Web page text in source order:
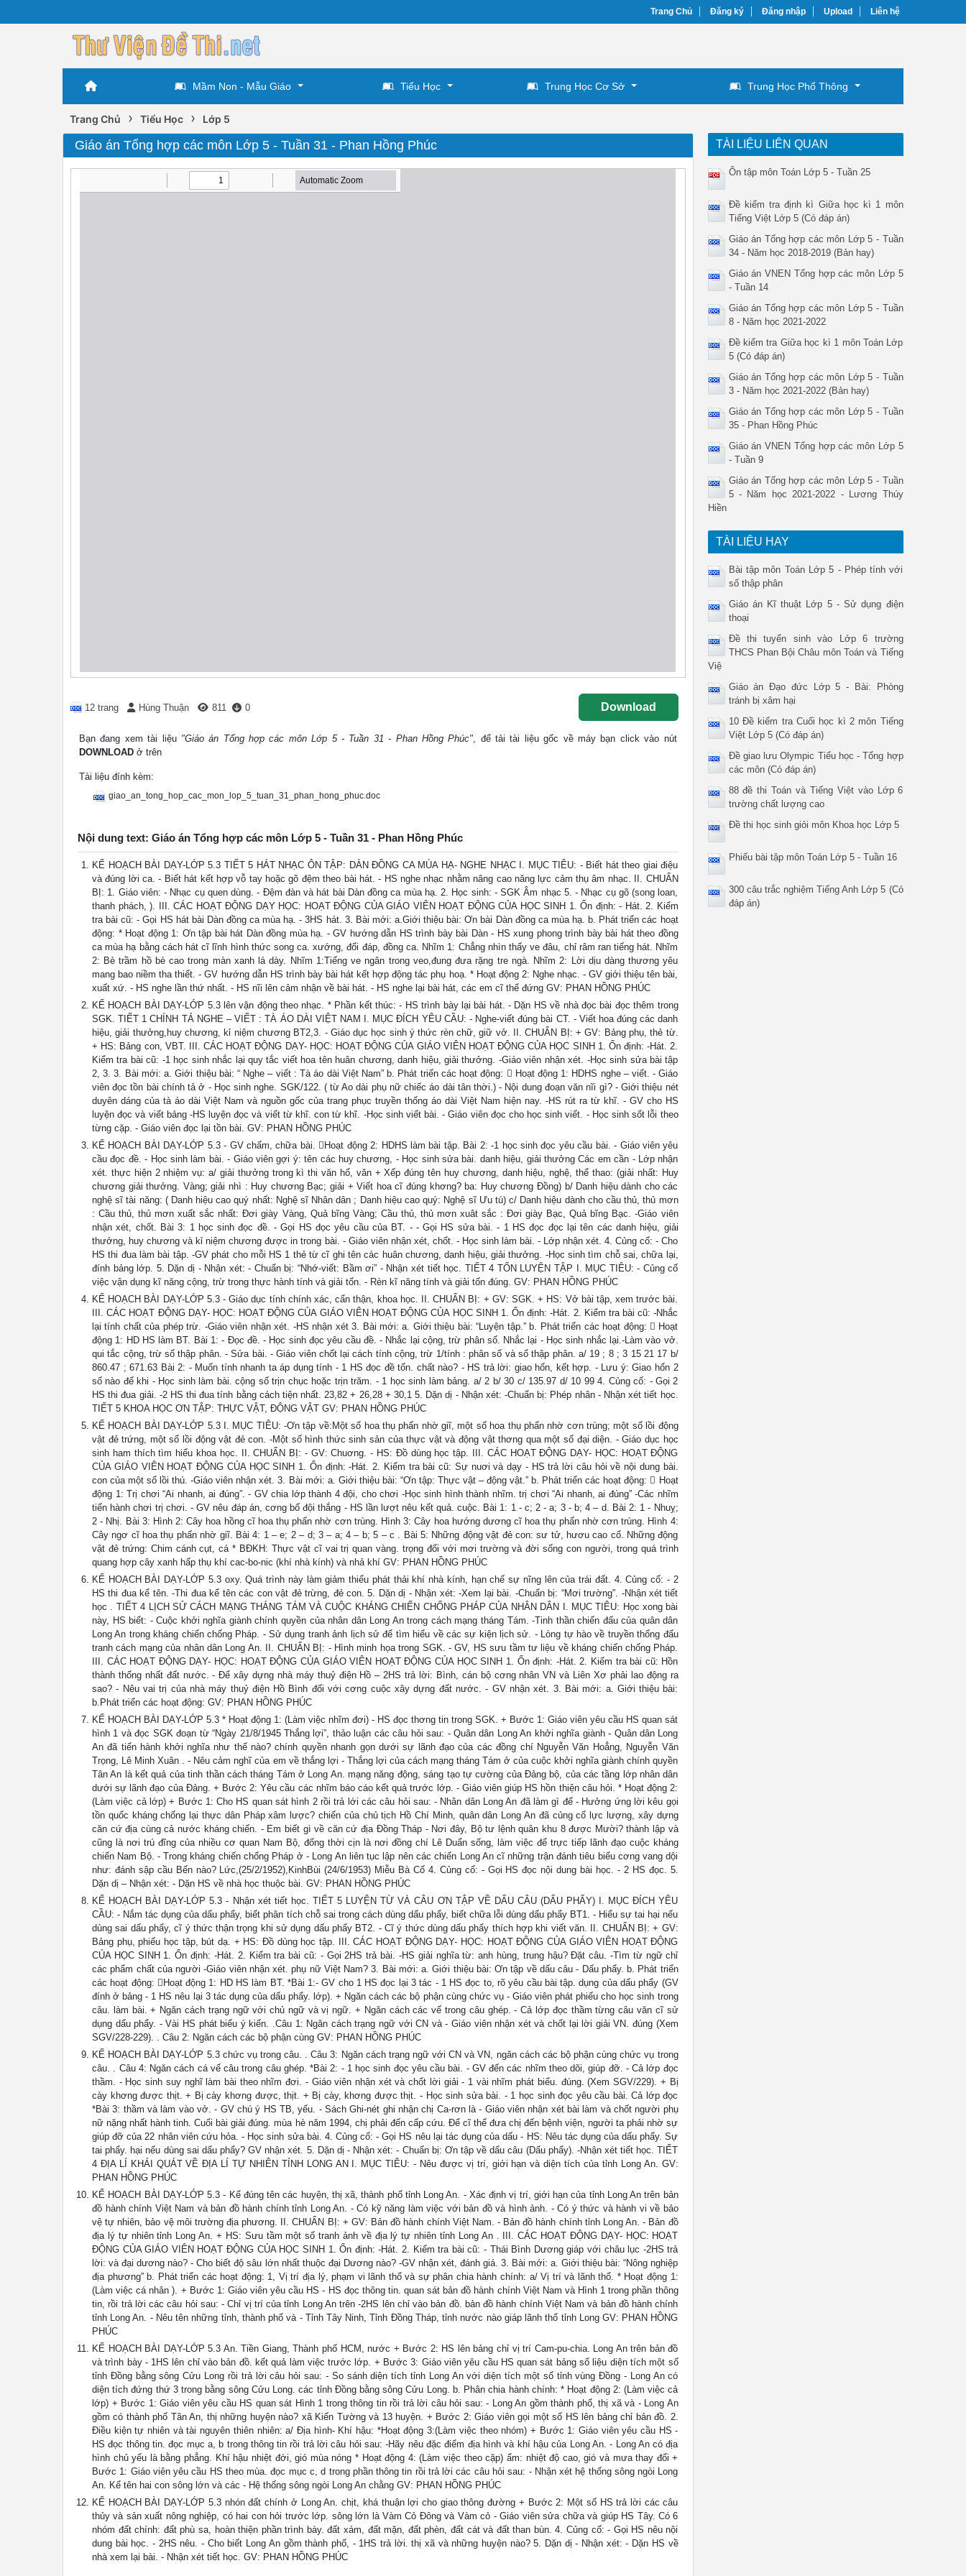
Trang Chủ Đăng ký Đăng nhập Upload Liên hệ
Mầm Non - Mẫu Giáo Tiểu Học Trung Học Cơ Sở Trung Học Phổ Thông
Trang Chủ › Tiểu Học › Lớp 5
Giáo án Tổng hợp các môn Lớp 5 - Tuần 31 - Phan Hồng Phúc
12 trang Hùng Thuận 811 0 Download
Bạn đang xem tài liệu "Giáo án Tổng hợp các môn Lớp 5 - Tuần 31 - Phan Hồng Phúc", để tải tài liệu gốc về máy bạn click vào nút
DOWNLOAD ở trên
Tài liệu đính kèm:
giao_an_tong_hop_cac_mon_lop_5_tuan_31_phan_hong_phuc.doc
Nội dung text: Giáo án Tổng hợp các môn Lớp 5 - Tuần 31 - Phan Hồng Phúc
KẾ HOẠCH BÀI DẠY-LỚP 5.3 TIẾT 5 HÁT NHẠC ÔN TẬP: DÀN ĐỒNG CA MÙA HẠ- NGHE NHẠC I. MỤC TIÊU: - Biết hát theo giai điệu
và đúng lời ca. - Biết hát kết hợp vỗ tay hoặc gõ đệm theo bài hát. - HS nghe nhạc nhằm nâng cao năng lực cảm thụ âm nhạc. II. CHUẨN
BỊ: 1. Giáo viên: - Nhạc cụ quen dùng. - Đệm đàn và hát bài Dàn đồng ca mùa hạ. 2. Học sinh: - SGK Âm nhạc 5. - Nhạc cụ gõ (song loan,
thanh phách, ). III. CÁC HOẠT ĐỘNG DẠY HỌC: HOẠT ĐỘNG CỦA GIÁO VIÊN HOẠT ĐỘNG CỦA HỌC SINH 1. Ổn định: - Hát. 2. Kiểm
tra bài cũ: - Gọi HS hát bài Dàn đồng ca mùa hạ. - 3HS hát. 3. Bài mới: a.Giới thiệu bài: Ơn bài Dàn đồng ca mùa hạ. b. Phát triển các hoạt
động: * Hoạt động 1: Ơn tập bài hát Dàn đồng mùa hạ. - GV hướng dẫn HS trình bày bài Dàn - HS xung phong trình bày bài hát theo đồng
ca mùa hạ bằng cách hát cĩ lĩnh hình thức song ca. xướng, đối đáp, đồng ca. Nhĩm 1: Chẳng nhìn thấy ve đâu, chỉ râm ran tiếng hát. Nhĩm
2: Bè trầm hồ bè cao trong màn xanh lá dày. Nhĩm 1:Tiếng ve ngân trong veo,đung đưa rặng tre ngà. Nhĩm 2: Lời dịu dàng thương yêu
mang bao niềm tha thiết. - GV hướng dẫn HS trình bày bài hát kết hợp động tác phụ hoạ. * Hoạt động 2: Nghe nhạc. - GV giới thiệu tên bài,
xuất xứ. - HS nghe lần thứ nhất. - HS nĩi lên cảm nhận về bài hát. - HS nghe lại bài hát, các em cĩ thể đứng GV: PHAN HỒNG PHÚC
KẾ HOẠCH BÀI DẠY-LỚP 5.3 lên vận động theo nhạc. * Phần kết thúc: - HS trình bày lại bài hát. - Dặn HS về nhà đọc bài đọc thêm trong
SGK. TIẾT 1 CHÍNH TẢ NGHE – VIẾT : TÀ ÁO DÀI VIỆT NAM I. MỤC ĐÍCH YÊU CẦU: - Nghe-viết đúng bài CT. - Viết hoa đúng các danh
hiệu, giải thưởng,huy chương, kỉ niệm chương BT2,3. - Giáo dục học sinh ý thức rèn chữ, giữ vở. II. CHUẨN BỊ: + GV: Bảng phụ, thẻ từ.
+ HS: Bảng con, VBT. III. CÁC HOẠT ĐỘNG DẠY- HỌC: HOẠT ĐỘNG CỦA GIÁO VIÊN HOẠT ĐỘNG CỦA HỌC SINH 1. Ổn định: -Hát. 2.
Kiểm tra bài cũ: -1 học sinh nhắc lại quy tắc viết hoa tên huân chương, danh hiệu, giải thưởng. -Giáo viên nhận xét. -Học sinh sửa bài tập
2, 3. 3. Bài mới: a. Giới thiệu bài: “ Nghe – viết : Tà áo dài Việt Nam” b. Phát triển các hoạt động:  Hoạt động 1: HDHS nghe – viết. - Giáo
viên đọc tồn bài chính tả ở - Học sinh nghe. SGK/122. ( từ Ao dài phụ nữ chiếc áo dài tân thời.) - Nội dung đoạn văn nĩi gì? - Giới thiệu nét
duyên dáng của tà áo dài Việt Nam và nguồn gốc của trang phục truyền thống áo dài Việt Nam hiện nay. -HS rút ra từ khĩ. - GV cho HS
luyện đọc và viết bảng -HS luyện đọc và viết từ khĩ. con từ khĩ. -Học sinh viết bài. - Giáo viên đọc cho học sinh viết. - Học sinh sốt lỗi theo
từng cặp. - Giáo viên đọc lại tồn bài. GV: PHAN HỒNG PHÚC
KẾ HOẠCH BÀI DẠY-LỚP 5.3 - GV chấm, chữa bài. Hoạt động 2: HDHS làm bài tập. Bài 2: -1 học sinh đọc yêu cầu bài. - Giáo viên yêu
cầu đọc đề. - Học sinh làm bài. - Giáo viên gợi ý: tên các huy chương, - Học sinh sửa bài. danh hiệu, giải thưởng Các em cần - Lớp nhận
xét. thực hiện 2 nhiệm vụ: a/ giải thưởng trong kì thi văn hố, văn + Xếp đúng tên huy chương, danh hiệu, nghệ, thể thao: (giải nhất: Huy
chương giải thưởng. Vàng; giải nhì : Huy chương Bạc; giải + Viết hoa cĩ đúng khơng? ba: Huy chương Đồng) b/ Danh hiệu dành cho các
nghệ sĩ tài năng: ( Danh hiệu cao quý nhất: Nghệ sĩ Nhân dân ; Danh hiệu cao quý: Nghệ sĩ Ưu tú) c/ Danh hiệu dành cho cầu thủ, thủ mơn
: Cầu thủ, thủ mơn xuất sắc nhất: Đơi giày Vàng, Quả bĩng Vàng; Cầu thủ, thủ mơn xuât sắc : Đơi giày Bạc, Quả bĩng Bạc. -Giáo viên
nhận xét, chốt. Bài 3: 1 học sinh đọc đề. - Gọi HS đọc yêu cầu của BT. - - Gọi HS sửa bài. - 1 HS đọc đọc lại tên các danh hiệu, giải
thưởng, huy chương và kỉ niệm chương được in trong bài. - Giáo viên nhận xét, chốt. - Học sinh làm bài. - Lớp nhận xét. 4. Củng cố: - Cho
HS thi đua làm bài tập. -GV phát cho mỗi HS 1 thẻ từ cĩ ghi tên các huân chương, danh hiệu, giải thưởng. -Học sinh tìm chỗ sai, chữa lại,
đính bảng lớp. 5. Dặn dị - Nhận xét: - Chuẩn bị: “Nhớ-viết: Bầm ơi” - Nhận xét tiết học. TIẾT 4 TỐN LUYỆN TẬP I. MỤC TIÊU: - Củng cố
việc vận dụng kĩ năng cộng, trừ trong thực hành tính và giải tốn. - Rèn kĩ năng tính và giải tốn đúng. GV: PHAN HỒNG PHÚC
KẾ HOẠCH BÀI DẠY-LỚP 5.3 - Giáo dục tính chính xác, cẩn thận, khoa học. II. CHUẨN BỊ: + GV: SGK. + HS: Vở bài tập, xem trước bài.
III. CÁC HOẠT ĐỘNG DẠY- HỌC: HOẠT ĐỘNG CỦA GIÁO VIÊN HOẠT ĐỘNG CỦA HỌC SINH 1. Ổn định: -Hát. 2. Kiểm tra bài cũ: -Nhắc
lại tính chất của phép trừ. -Giáo viên nhận xét. -HS nhận xét 3. Bài mới: a. Giới thiệu bài: “Luyện tập.” b. Phát triển các hoạt động:  Hoạt
động 1: HD HS làm BT. Bài 1: - Đọc đề. - Học sinh đọc yêu cầu đề. - Nhắc lại cộng, trừ phân số. Nhắc lại - Học sinh nhắc lại.-Làm vào vở.
qui tắc cộng, trừ số thập phân. - Sửa bài. - Giáo viên chốt lại cách tính cộng, trừ 1/tính : phân số và số thập phân. a/ 19 ; 8 ; 3 15 21 17 b/
860.47 ; 671.63 Bài 2: - Muốn tính nhanh ta áp dụng tính - 1 HS đọc đề tốn. chất nào? - HS trả lời: giao hốn, kết hợp. - Lưu ý: Giao hốn 2
số nào để khi - Học sinh làm bài. cộng số trịn chục hoặc trịn trăm. - 1 học sinh làm bảng. a/ 2 b/ 30 c/ 135.97 d/ 10 99 4. Củng cố: - Gọi 2
HS thi đua giải. -2 HS thi đua tính bằng cách tiện nhất. 23,82 + 26,28 + 30,1 5. Dặn dị - Nhận xét: -Chuẩn bị: Phép nhân - Nhận xét tiết học.
TIẾT 5 KHOA HỌC ƠN TẬP: THỰC VẬT, ĐỘNG VẬT GV: PHAN HỒNG PHÚC
KẾ HOẠCH BÀI DẠY-LỚP 5.3 I. MỤC TIÊU: -Ơn tập về:Một số hoa thụ phấn nhờ giĩ, một số hoa thụ phấn nhờ cơn trùng; một số lồi động
vật đẻ trứng, một số lồi động vật đẻ con. -Một số hình thức sinh sản của thực vật và động vật thơng qua một số đại diện. - Giáo dục học
sinh ham thích tìm hiểu khoa học. II. CHUẨN BỊ: - GV: Chuơng. - HS: Đồ dùng học tập. III. CÁC HOẠT ĐỘNG DẠY- HỌC: HOẠT ĐỘNG
CỦA GIÁO VIÊN HOẠT ĐỘNG CỦA HỌC SINH 1. Ổn định: -Hát. 2. Kiểm tra bài cũ: Sự nuơi và dạy - HS trả lời câu hỏi về nội dung bài.
con của một số lồi thú. -Giáo viên nhận xét. 3. Bài mới: a. Giới thiệu bài: “Ơn tập: Thực vật – động vật.” b. Phát triển các hoạt động:  Hoạt
động 1: Trị chơi “Ai nhanh, ai đúng”. - GV chia lớp thành 4 đội, cho chơi -Học sinh hình thành nhĩm. trị chơi “Ai nhanh, ai đúng” -Các nhĩm
tiến hành chơi trị chơi. - GV nêu đáp án, cơng bố đội thắng - HS lần lượt nêu kết quả. cuộc. Bài 1: 1 - c; 2 - a; 3 - b; 4 – d. Bài 2: 1 - Nhuỵ;
2 - Nhị. Bài 3: Hình 2: Cây hoa hồng cĩ hoa thụ phấn nhờ cơn trùng. Hình 3: Cây hoa hướng dương cĩ hoa thụ phấn nhờ cơn trùng. Hình 4:
Cây ngơ cĩ hoa thụ phấn nhờ giĩ. Bài 4: 1 – e; 2 – d; 3 – a; 4 – b; 5 – c . Bài 5: Những động vật đẻ con: sư tử, hươu cao cổ. Những động
vật đẻ trứng: Chim cánh cụt, cá * BĐKH: Thực vật cĩ vai trị quan vàng. trọng đối với mơi trường và đời sống con người, trong quá trình
quang hợp cây xanh hấp thụ khí cac-bo-nic (khí nhà kính) và nhả khí GV: PHAN HỒNG PHÚC
KẾ HOẠCH BÀI DẠY-LỚP 5.3 oxy. Quá trình này làm giảm thiểu phát thải khí nhà kính, hạn chế sự nĩng lên của trái đất. 4. Củng cố: - 2
HS thi đua kể tên. -Thi đua kể tên các con vật đẻ trừng, đẻ con. 5. Dặn dị - Nhận xét: -Xem lại bài. -Chuẩn bị: “Mơi trường”. -Nhận xét tiết
học . TIẾT 4 LỊCH SỬ CÁCH MẠNG THÁNG TÁM VÀ CUỘC KHÁNG CHIẾN CHỐNG PHÁP CỦA NHÂN DÂN I. MỤC TIÊU: Học xong bài
này, HS biết: - Cuộc khởi nghĩa giành chính quyền của nhân dân Long An trong cách mạng tháng Tám. -Tinh thần chiến đấu của quân dân
Long An trong kháng chiến chống Pháp. - Sử dụng tranh ảnh lịch sử để tìm hiểu về các sự kiện lịch sử. - Lòng tự hào về truyền thống đấu
tranh cách mạng của nhân dân Long An. II. CHUẨN BỊ: - Hình minh họa trong SGK. - GV, HS sưu tầm tư liệu về kháng chiến chống Pháp.
III. CÁC HOẠT ĐỘNG DẠY- HỌC: HOẠT ĐỘNG CỦA GIÁO VIÊN HOẠT ĐỘNG CỦA HỌC SINH 1. Ổn định: -Hát. 2. Kiểm tra bài cũ: Hồn
thành thống nhất đất nước. - Để xây dựng nhà máy thuỷ điện Hồ – 2HS trả lời: Bình, cán bộ cơng nhân VN và Liên Xơ phải lao động ra
sao? - Nêu vai trị của nhà máy thuỷ điện Hồ Bình đối với cơng cuộc xây dựng đất nước. - GV nhận xét. 3. Bài mới: a. Giới thiệu bài:
b.Phát triển các hoạt động: GV: PHAN HỒNG PHÚC
KẾ HOẠCH BÀI DẠY-LỚP 5.3 * Hoạt động 1: (Làm việc nhĩm đơi) - HS đọc thơng tin trong SGK. + Bước 1: Giáo viên yêu cầu HS quan sát
hình 1 và đọc SGK đoạn từ “Ngày 21/8/1945 Thắng lợi”, thảo luận các câu hỏi sau: - Quân dân Long An khởi nghĩa giành - Quân dân Long
An đã tiến hành khởi nghĩa như thế nào? chính quyền nhanh gọn dưới sự lãnh đạo của các đồng chí Nguyễn Văn Hoẳng, Nguyễn Văn
Trọng, Lê Minh Xuân . - Nêu cảm nghĩ của em về thắng lợi - Thắng lợi của cách mạng tháng Tám ở của cuộc khởi nghĩa giành chính quyền
Tân An là kết quả của tinh thần cách tháng Tám ở Long An. mạng năng động, sáng tạo tự cường của Đảng bộ, của các tầng lớp nhân dân
dưới sự lãnh đạo của Đảng. + Bước 2: Yêu cầu các nhĩm báo cáo kết quả trước lớp. - Giáo viên giúp HS hồn thiện câu hỏi. * Hoạt động 2:
(Làm việc cả lớp) + Bước 1: Cho HS quan sát hình 2 rồi trả lới các câu hỏi sau: - Nhân dân Long An đã làm gì để - Hưởng ứng lời kêu gọi
tồn quốc kháng chống lại thực dân Pháp xâm lược? chiến của chủ tịch Hồ Chí Minh, quân dân Long An đã củng cố lực lượng, xây dựng
căn cứ địa cùng cả nước kháng chiến. - Em biết gì về căn cứ địa Đồng Tháp - Nơi đây, Bộ tư lệnh quân khu 8 được Mười? thành lập và
cũng là nơi trú đĩng của nhiều cơ quan Nam Bộ, đống thời cịn là nơi đồng chí Lê Duẩn sống, làm việc để trực tiếp lãnh đạo cuộc kháng
chiến Nam Bộ. - Trong kháng chiến chống Pháp ở - Long An liên tục lập nên các chiến Long An cĩ những trận đánh tiêu biểu cơng vang dội
như: đánh sập cầu Bến nào? Lức,(25/2/1952),KinhBùi (24/6/1953) Miễu Bà Cố 4. Củng cố: - Gọi HS đọc nội dung bài học. - 2 HS đọc. 5.
Dặn dị – Nhận xét: - Dặn HS về nhà học thuộc bài. GV: PHAN HỒNG PHÚC
KẾ HOẠCH BÀI DẠY-LỚP 5.3 - Nhận xét tiết học. TIẾT 5 LUYỆN TỪ VÀ CÂU ƠN TẬP VỀ DẤU CÂU (DẤU PHẨY) I. MỤC ĐÍCH YÊU
CẦU: - Nắm tác dụng của dấu phẩy, biết phân tích chỗ sai trong cách dùng dấu phẩy, biết chữa lỗi dùng dấu phẩy BT1. - Hiểu sự tai hại nếu
dùng sai dấu phẩy, cĩ ý thức thận trọng khi sử dụng dấu phẩy BT2. - Cĩ ý thức dùng dấu phẩy thích hợp khi viết văn. II. CHUẨN BỊ: + GV:
Bảng phụ, phiếu học tập, bút dạ. + HS: Đồ dùng học tập. III. CÁC HOẠT ĐỘNG DẠY- HỌC: HOẠT ĐỘNG CỦA GIÁO VIÊN HOẠT ĐỘNG
CỦA HỌC SINH 1. Ổn định: -Hát. 2. Kiểm tra bài cũ: - Gọi 2HS trả bài. -HS giải nghĩa từ: anh hùng, trung hậu? Đặt câu. -Tìm từ ngữ chỉ
các phẩm chất của người -Giáo viên nhận xét. phụ nữ Việt Nam? 3. Bài mới: a. Giới thiệu bài: Ơn tập về dấu câu - Dấu phẩy. b. Phát triển
các hoạt động: Hoạt động 1: HD HS làm BT. *Bài 1:- GV cho 1 HS đọc lại 3 tác - 1 HS đọc to, rõ yêu cầu bài tập. dụng của dấu phẩy (GV
đính ở bảng - 1 HS nêu lại 3 tác dụng của dấu phẩy. lớp). + Ngăn cách các bộ phận cùng chức vụ - Giáo viên phát phiếu cho học sinh trong
câu. làm bài. + Ngăn cách trạng ngữ với chủ ngữ và vị ngữ. + Ngăn cách các vế trong câu ghép. - Cả lớp đọc thầm từng câu văn cĩ sử
dụng dấu phẩy. - Vài HS phát biểu ý kiến. .Câu 1: Ngăn cách trạng ngữ với CN và - Giáo viên nhận xét và chốt lại lời giải VN. đúng (Xem
SGV/228-229). . Câu 2: Ngăn cách các bộ phận cùng GV: PHAN HỒNG PHÚC
KẾ HOẠCH BÀI DẠY-LỚP 5.3 chức vụ trong câu. . Câu 3: Ngăn cách trạng ngữ với CN và VN, ngăn cách các bộ phận cùng chức vụ trong
câu. . Câu 4: Ngăn cách cá vế câu trong câu ghép. *Bài 2: - 1 học sinh đọc yêu cầu bài. - GV đến các nhĩm theo dõi, giúp đỡ. - Cả lớp đọc
thầm. - Học sinh suy nghĩ làm bài theo nhĩm đơi. - Giáo viên nhận xét và chốt lời giải - 1 vài nhĩm phát biểu. đúng. (Xem SGV/229). + Bị
cày khơng được thịt. + Bị cày khơng được, thịt. + Bị cày, khơng được thịt. - Học sinh sửa bài. - 1 học sinh đọc yêu cầu bài. Cả lớp đọc
*Bài 3: thầm và làm vào vở. - GV chú ý HS TB, yếu. - Sách Ghi-nét ghi nhận chị Ca-rơn là - Giáo viên nhận xét bài làm và chốt người phụ
nữ nặng nhất hành tinh. Cuối bài giải đúng. mùa hè năm 1994, chị phải đến cấp cứu. Để cĩ thể đưa chị đến bệnh viện, người ta phải nhờ sự
giúp đỡ của 22 nhân viên cứu hỏa. - Học sinh sửa bài. 4. Củng cố: - Gọi HS nêu lại tác dụng của dấu - HS: Nêu tác dụng của dấu phẩy. Sự
tai phẩy. hại nếu dùng sai dấu phẩy? GV nhận xét. 5. Dặn dị - Nhận xét: - Chuẩn bị: Ơn tập về dấu câu (Dấu phẩy). -Nhận xét tiết học. TIẾT
4 ĐỊA LÍ KHÁI QUÁT VỀ ĐỊA LÍ TỰ NHIÊN TỈNH LONG AN I. MỤC TIÊU: - Nêu được vị trí, giới hạn và diện tích của tỉnh Long An. GV:
PHAN HỒNG PHÚC
KẾ HOẠCH BÀI DẠY-LỚP 5.3 - Kể đúng tên các huyện, thị xã, thành phố tỉnh Long An. - Xác định vị trí, giới hạn của tỉnh Long An trên bản
đồ hành chính Việt Nam và bản đồ hành chính tỉnh Long An. - Có kỹ năng làm việc với bản đồ và hình ảnh. - Có ý thức và hành vi về bảo
vệ tự nhiên, bảo vệ môi trường địa phương. II. CHUẨN BỊ: + GV: Bản đồ hành chính Việt Nam. - Bản đồ hành chính tỉnh Long An. - Bản đồ
địa lý tự nhiên tỉnh Long An. + HS: Sưu tầm một số tranh ảnh về địa lý tự nhiên tỉnh Long An . III. CÁC HOẠT ĐỘNG DẠY- HỌC: HOẠT
ĐỘNG CỦA GIÁO VIÊN HOẠT ĐỘNG CỦA HỌC SINH 1. Ổn định: -Hát. 2. Kiểm tra bài cũ: - Thái Bình Dương giáp với châu lục -2HS trả
lời: và đại dương nào? - Cho biết độ sâu lớn nhất thuộc đại Dương nào? -GV nhận xét, đánh giá. 3. Bài mới: a. Giới thiệu bài: “Nông nghiệp
địa phương” b. Phát triển các hoạt động: 1, Vị trí địa lý, phạm vi lãnh thổ và sự phân chia hành chính: a/ Vị trí và lãnh thổ. * Hoạt động 1:
(Làm việc cá nhân ). + Bước 1: Giáo viên yêu cầu HS - HS đọc thông tin. quan sát bản đồ hành chính Việt Nam và Hình 1 trong phần thông
tin, rồi trả lời các câu hỏi sau: - Chỉ vị trí của tỉnh Long An trên -2HS lên chỉ vào bản đồ. bản đồ hành chính Việt Nam và bản đồ hành chính
tỉnh Long An. - Nêu tên những tỉnh, thành phố và - Tỉnh Tây Ninh, Tỉnh Đồng Tháp, tỉnh nước nào giáp lãnh thổ tỉnh Long GV: PHAN HỒNG
PHÚC
KẾ HOẠCH BÀI DẠY-LỚP 5.3 An. Tiền Giang, Thành phố HCM, nước + Bước 2: HS lên bảng chỉ vị trí Cam-pu-chia. Long An trên bản đồ
và trình bày - 1HS lên chỉ vào bản đồ. kết quả làm việc trước lớp. + Bước 3: Giáo viên yêu cầu HS quan sát bảng số liệu diện tích một số
tỉnh Đồng bằng sông Cửu Long rồi trả lời câu hỏi sau: - So sánh diện tích tỉnh Long An với diện tích một số tỉnh vùng Đồng - Long An có
diện tích đứng thứ 3 trong bằng sông Cửu Long. các tỉnh Đồng bằng sông Cửu Long. b. Phân chia hành chính: * Hoạt động 2: (Làm việc cả
lớp) + Bước 1: Giáo viên yêu cầu HS quan sát Hình 1 trong thông tin rồi trả lời câu hỏi sau: - Long An gồm thành phố, thị xã và - Long An
gồm có thành phố Tân An, thị những huyện nào? xã Kiến Tường và 13 huyện. + Bước 2: Giáo viên gọi một số HS lên bảng chỉ bản đồ. 2.
Điều kiện tự nhiên và tài nguyên thiên nhiên: a/ Địa hình- Khí hậu: *Hoạt động 3:(Làm việc theo nhóm) + Bước 1: Giáo viên yêu cầu HS -
HS đọc thông tin. đọc mục a, b trong thông tin rồi trả lời câu hỏi sau: -Hãy nêu đặc điểm địa hình và khí hậu của Long An. - Long An có địa
hình chủ yếu là bằng phẳng. Khí hậu nhiệt đới, gió mùa nóng * Hoạt động 4: (Làm việc theo cặp) ẩm: nhiệt độ cao, gió và mưa thay đổi +
Bước 1: Giáo viên yêu cầu HS theo mùa. đọc mục c, d trong phần thông tin rồi trả lời các câu hỏi sau: - Nhận xét hệ thống sông ngòi Long
An. Kể tên hai con sông lớn và các - Hệ thống sông ngòi Long An chằng GV: PHAN HỒNG PHÚC
KẾ HOẠCH BÀI DẠY-LỚP 5.3 nhón đất chính ở Long An. chịt, khá thuận lợi cho giao thông đường + Bước 2: Một số HS trả lời các câu
thủy và sản xuất nông nghiệp, có hai con hỏi trước lớp. sông lớn là Vàm Cỏ Đông và Vàm cỏ - Giáo viên sửa chữa và giúp HS Tây. Có 6
nhóm đất chính: đất phù sa, hoàn thiện phần trình bày. đất xám, đất mặn, đất phèn, đất cát và đất than bùn. 4. Củng cố: - Gọi HS nêu nội
dung bài học. - 2HS nêu. - Cho biết Long An gồm thành phố, - 1HS trả lời. thị xã và những huyện nào? 5. Dặn dị - Nhận xét: - Dặn HS về
nhà xem lại bài. - Nhận xét tiết học. GV: PHAN HỒNG PHÚC
TÀI LIỆU LIÊN QUAN
Ôn tập môn Toán Lớp 5 - Tuần 25
Đề kiểm tra định kì Giữa học kì 1 môn
Tiếng Việt Lớp 5 (Có đáp án)
Giáo án Tổng hợp các môn Lớp 5 - Tuần
34 - Năm học 2018-2019 (Bản hay)
Giáo án VNEN Tổng hợp các môn Lớp 5
- Tuần 14
Giáo án Tổng hợp các môn Lớp 5 - Tuần
8 - Năm học 2021-2022
Đề kiểm tra Giữa học kì 1 môn Toán Lớp
5 (Có đáp án)
Giáo án Tổng hợp các môn Lớp 5 - Tuần
3 - Năm học 2021-2022 (Bản hay)
Giáo án Tổng hợp các môn Lớp 5 - Tuần
35 - Phan Hồng Phúc
Giáo án VNEN Tổng hợp các môn Lớp 5
- Tuần 9
Giáo án Tổng hợp các môn Lớp 5 - Tuần
5 - Năm học 2021-2022 - Lương Thúy
Hiền
TÀI LIỆU HAY
Bài tập môn Toán Lớp 5 - Phép tính với
số thập phân
Giáo án Kĩ thuật Lớp 5 - Sử dụng điện
thoại
Đề thi tuyển sinh vào Lớp 6 trường
THCS Phan Bội Châu môn Toán và Tiếng
Việ
Giáo án Đạo đức Lớp 5 - Bài: Phòng
tránh bị xâm hại
10 Đề kiểm tra Cuối học kì 2 môn Tiếng
Việt Lớp 5 (Có đáp án)
Đề giao lưu Olympic Tiểu học - Tổng hợp
các môn (Có đáp án)
88 đề thi Toán và Tiếng Việt vào Lớp 6
trường chất lượng cao
Đề thi học sinh giỏi môn Khoa học Lớp 5
Phiếu bài tập môn Toán Lớp 5 - Tuần 16
300 câu trắc nghiệm Tiếng Anh Lớp 5 (Có
đáp án)